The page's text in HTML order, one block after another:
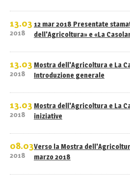
13.03
2018
12 mar 2018 Presentate
dell'Agricoltura» e «La
13.03
2018
Mostra dell'Agricoltura e La
Introduzione generale
13.03
2018
Mostra dell'Agricoltura e La
iniziative
08.03
2018
Verso la Mostra
marzo 2018